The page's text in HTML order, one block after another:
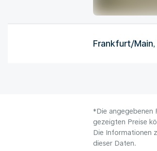
Frankfurt/Main
*Die angegebenen
gezeigten Preise
Die Informationen
dieser Daten.